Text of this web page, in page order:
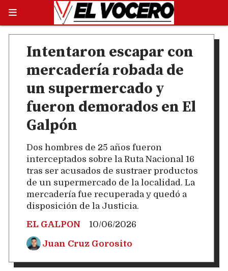
Intentaron escapar con
mercadería robada de
un supermercado y
fueron demorados en El
Galpón
Dos hombres de 25 años fueron
interceptados sobre la Ruta Nacional 16
tras ser acusados de sustraer productos
de un supermercado de la localidad. La
mercadería fue recuperada y quedó a
disposición de la Justicia.
EL GALPON
10/06/2026
Juan Cruz Gorosito